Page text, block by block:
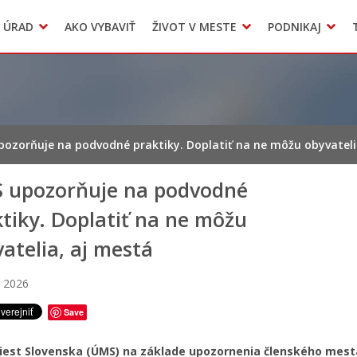
Zmluvy, faktúry a objednávky
AKO VYBAVIŤ ŽIVOT V MESTE
Odpady, verejné priestranstváPODNIKAJ
Accommodation
na podvodné praktiky. Doplatiť na ne môžu
upozorňuje na podvodné
Doplatiť na ne môžu
aj mestá
2026
Save
Slovenska (ÚMS) na základe upozornenia členského